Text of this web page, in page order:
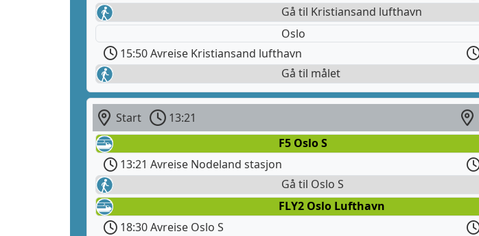
Gå til Kristiansand lufthavn
Oslo
15:50 Avreise Kristiansand lufthavn
Gå til målet
Start 13:21
F5 Oslo S
13:21 Avreise Nodeland stasjon
Gå til Oslo S
FLY2 Oslo Lufthavn
18:30 Avreise Oslo S